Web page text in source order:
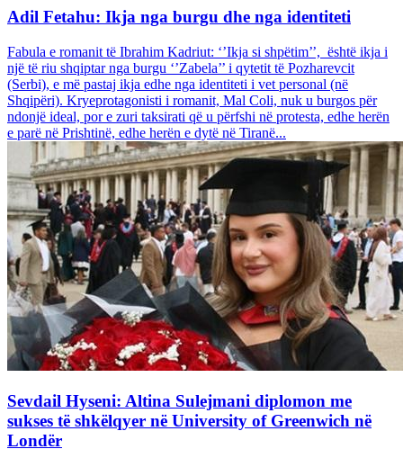
Adil Fetahu: Ikja nga burgu dhe nga identiteti
Fabula e romanit të Ibrahim Kadriut: ‘’Ikja si shpëtim’’, është ikja i
një të riu shqiptar nga burgu ‘’Zabela’’ i qytetit të Pozharevcit
(Serbi), e më pastaj ikja edhe nga identiteti i vet personal (në
Shqipëri). Kryeprotagonisti i romanit, Mal Coli, nuk u burgos për
ndonjë ideal, por e zuri taksirati që u përfshi në protesta, edhe herën
e parë në Prishtinë, edhe herën e dytë në Tiranë...
Sevdail Hyseni: Altina Sulejmani diplomon me
sukses të shkëlqyer në University of Greenwich në
Londër